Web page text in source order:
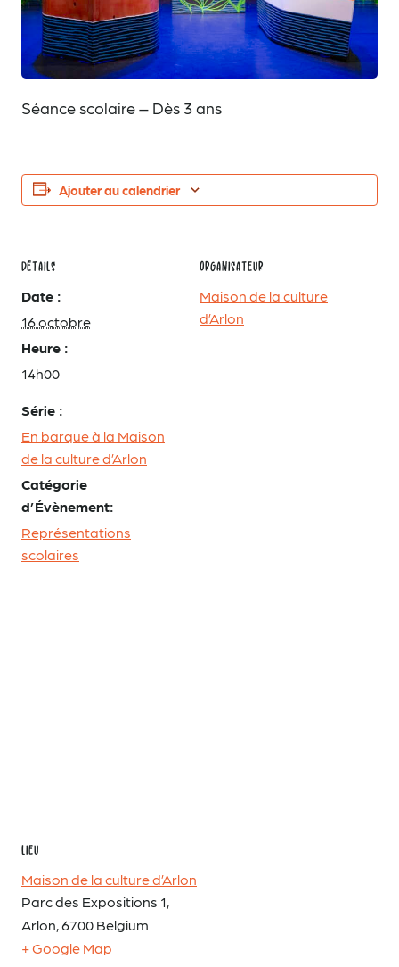
Séance scolaire – Dès 3 ans
Ajouter au calendrier
DÉTAILS
Date :
16 octobre
Heure :
14h00
Série :
En barque à la Maison
de la culture d’Arlon
Catégorie
d’Évènement:
Représentations
scolaires
ORGANISATEUR
Maison de la culture
d’Arlon
LIEU
Maison de la culture d’Arlon
Parc des Expositions 1,
Arlon,6700 Belgium
+ Google Map